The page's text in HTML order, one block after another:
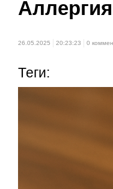
26.05.2025 20:23:23 0
Теги: